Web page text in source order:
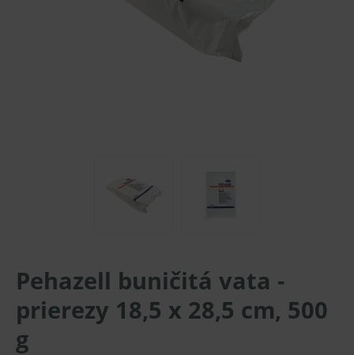
Pehazell buničitá vata -
prierezy 18,5 x 28,5 cm, 500
g